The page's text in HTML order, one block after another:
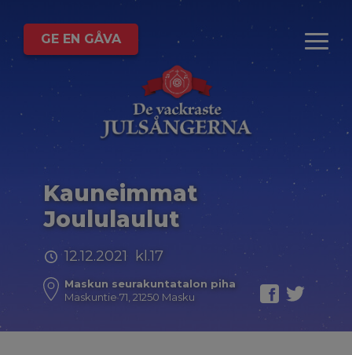
GE EN GÅVA
Kauneimmat
Joululaulut
12.12.2021 kl.17
Maskun seurakuntatalon piha
Maskuntie 71, 21250 Masku